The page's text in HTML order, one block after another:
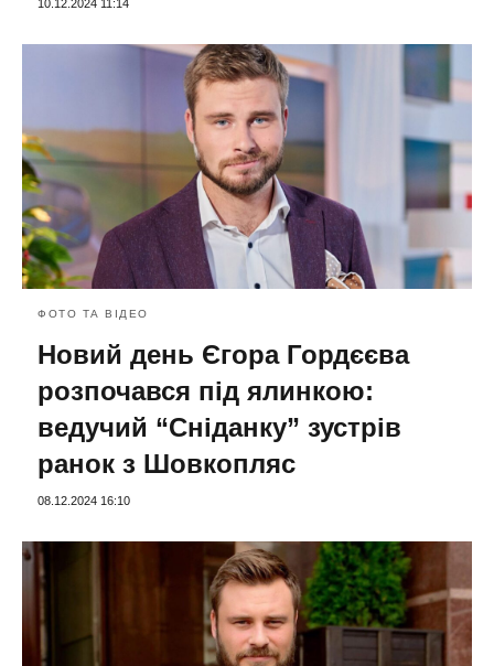
10.12.2024 11:14
ФОТО ТА ВІДЕО
Новий день Єгора Гордєєва
розпочався під ялинкою:
ведучий “Сніданку” зустрів
ранок з Шовкопляс
08.12.2024 16:10